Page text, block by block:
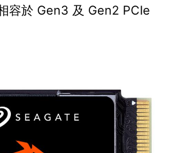
容於 Gen3 及 Gen2 PCIe